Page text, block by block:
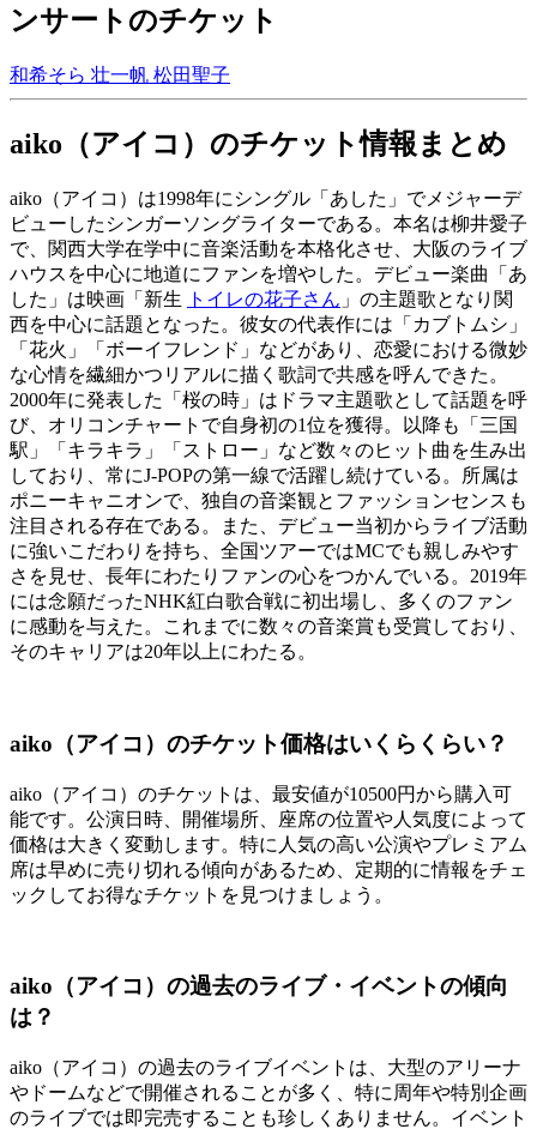
ンサートのチケット
和希そら 壮一帆 松田聖子
aiko（アイコ）のチケット情報まとめ
aiko（アイコ）は1998年にシングル「あした」でメジャーデ
ビューしたシンガーソングライターである。本名は柳井愛子
で、関西大学在学中に音楽活動を本格化させ、大阪のライブ
ハウスを中心に地道にファンを増やした。デビュー楽曲「あ
した」は映画「新生
トイレの花子さん 」の主題歌となり関
西を中心に話題となった。彼女の代表作には「カブトムシ」
「花火」「ボーイフレンド」などがあり、恋愛における微妙
な心情を繊細かつリアルに描く歌詞で共感を呼んできた。
2000年に発表した「桜の時」はドラマ主題歌として話題を呼
び、オリコンチャートで自身初の1位を獲得。以降も「三国
駅」「キラキラ」「ストロー」など数々のヒット曲を生み出
しており、常にJ-POPの第一線で活躍し続けている。所属は
ポニーキャニオンで、独自の音楽観とファッションセンスも
注目される存在である。また、デビュー当初からライブ活動
に強いこだわりを持ち、全国ツアーではMCでも親しみやす
さを見せ、長年にわたりファンの心をつかんでいる。2019年
には念願だったNHK紅白歌合戦に初出場し、多くのファン
に感動を与えた。これまでに数々の音楽賞も受賞しており、
そのキャリアは20年以上にわたる。
aiko（アイコ）のチケット価格はいくらくらい？
aiko（アイコ）のチケットは、最安値が10500円から購入可
能です。公演日時、開催場所、座席の位置や人気度によって
価格は大きく変動します。特に人気の高い公演やプレミアム
席は早めに売り切れる傾向があるため、定期的に情報をチェ
ックしてお得なチケットを見つけましょう。
aiko（アイコ）の過去のライブ・イベントの傾向
は？
aiko（アイコ）の過去のライブイベントは、大型のアリーナ
やドームなどで開催されることが多く、特に周年や特別企画
のライブでは即完売することも珍しくありません。イベント